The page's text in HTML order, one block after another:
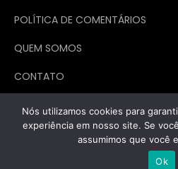
POLÍTICA DE COMENTÁRIOS
QUEM SOMOS
CONTATO
Todos os direitos
Creativ
Nós utilizamos cookies para
experiência em nosso site. Se
assumimos que você
Ok